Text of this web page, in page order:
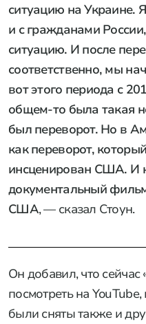
ситуацию на Украине.
и с гражданами
ситуацию. И после
соответственно, мы
вот этого периода с
общем-то была такая
был переворот. Но в
как переворот,
инсценирован США. И
документальный
США, — сказал Стоун.
Он добавил, что
посмотреть на
были сняты также и